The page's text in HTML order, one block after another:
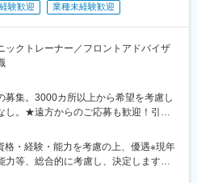
験歓迎 業種未経験歓迎
クトレーナー／フロントアドバイザ
募集。3000カ所以上から希望を考慮し
。★遠方からのご応募も歓迎！引越
での勤務となります。★会社説明会を
知りたいという方はぜひご参加くだ
さい。【北海道・東北】北海道、宮
・経験・能力を考慮の上、優遇※現年
等、総合的に考慮し、決定します。※